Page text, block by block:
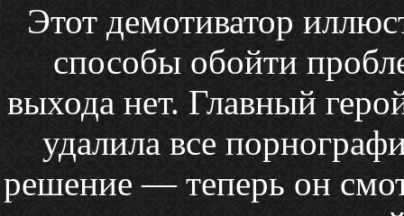
Этот демотиватор
способы обойти
выхода нет. Главный
удалила все
решение — теперь он